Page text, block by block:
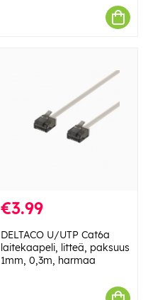
€3.99
DELTACO U/UTP Cat6a
laitekaapeli, litteä, paksuus
1mm, 0,3m, harmaa